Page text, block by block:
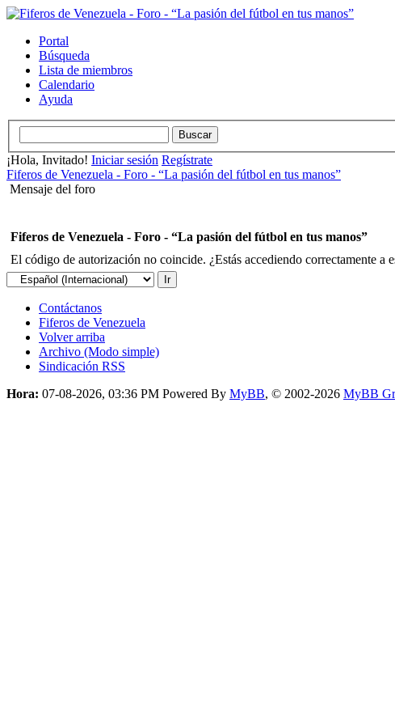
Portal
Búsqueda
Lista de miembros
Calendario
Ayuda
¡Hola, Invitado! Iniciar sesión Regístrate
Fiferos de Venezuela - Foro - “La pasión del fútbol en tus manos”
Mensaje del foro
Fiferos de Venezuela - Foro - “La pasión del fútbol en tus manos”
El código de autorización no coincide. ¿Estás accediendo correctamente a
Contáctanos
Fiferos de Venezuela
Volver arriba
Archivo (Modo simple)
Sindicación RSS
Hora: 07-08-2026, 03:36 PM Powered By MyBB, © 2002-2026 MyBB